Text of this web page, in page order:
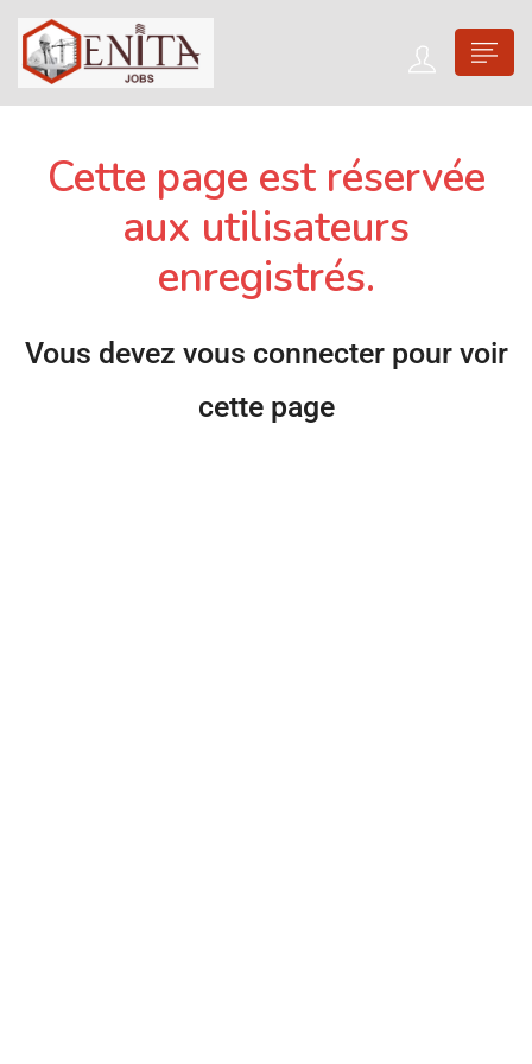
Cette page est réservée
aux utilisateurs
enregistrés.
Vous devez vous connecter pour voir
cette page